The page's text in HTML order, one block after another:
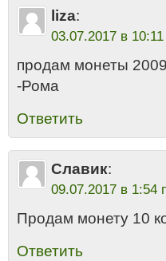
liza:
03.07.2017 в 10:11
продам монеты
-Рома
Ответить
Славик:
09.07.2017 в 1:54
Продам монету 10
Ответить